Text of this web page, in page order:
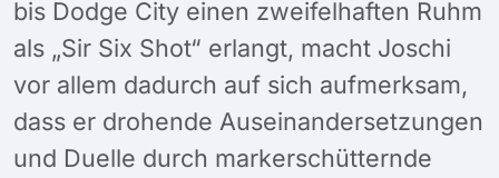
bis Dodge City einen zweifelhaften Ruhm
als „Sir Six Shot“ erlangt, macht Joschi
vor allem dadurch auf sich aufmerksam,
dass er drohende Auseinandersetzungen
und Duelle durch markerschütternde